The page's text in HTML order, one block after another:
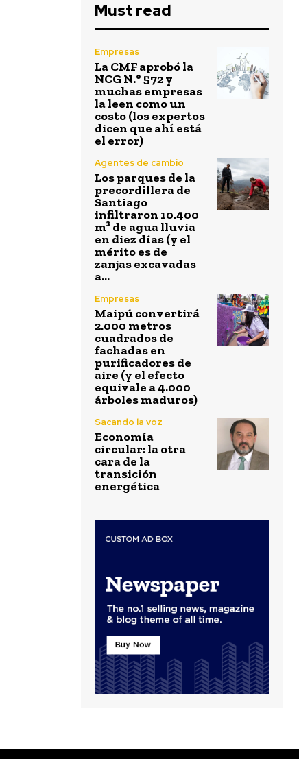
Must read
Empresas
La CMF aprobó la
NCG N.° 572 y
muchas empresas
la leen como un
costo (los expertos
dicen que ahí está
el error)
Agentes de cambio
Los parques de la
precordillera de
Santiago
infiltraron 10.400
m³ de agua lluvia
en diez días (y el
mérito es de
zanjas excavadas
a...
Empresas
Maipú convertirá
2.000 metros
cuadrados de
fachadas en
purificadores de
aire (y el efecto
equivale a 4.000
árboles maduros)
Sacando la voz
Economía
circular: la otra
cara de la
transición
energética